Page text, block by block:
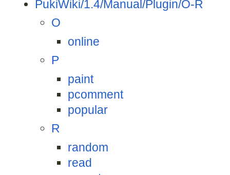
PukiWiki/1.4/Manual/Plugin/O-R
O
online
P
paint
pcomment
popular
R
random
read